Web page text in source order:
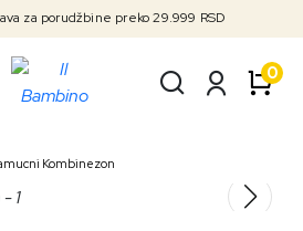
za porudžbine preko 29.999 RSD
0
Kombinezon